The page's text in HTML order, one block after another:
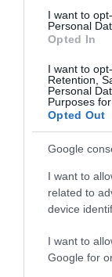
I want to
Personal
Opted In
I want to
Retention,
Personal
Purposes
Opted Out
Google
I want to
related to
device
I want to
Google for
A Magyar
alkalommal
2023-as
és egyéb
csatlakozók
oldalán.